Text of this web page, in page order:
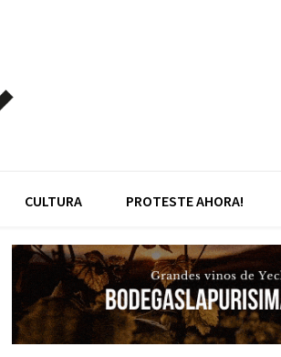
CULTURA PROTESTE AHORA!